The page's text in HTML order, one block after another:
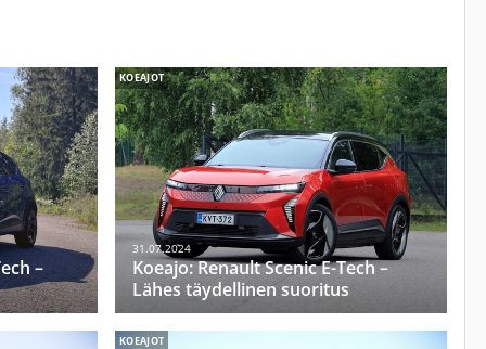
–
KOEAJOT
31.07.2024
Koeajo: Renault Scenic E-Tech –
Lähes täydellinen suoritus
KOEAJOT